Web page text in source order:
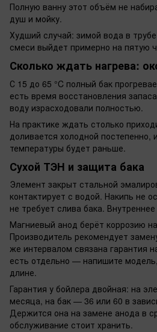
Полную ванну этот объём не
душ и мойку.
Худший случай: зимой вода в
смеси выйдет примерно на пятую
Сколько ждать нагрева:
С 15 до 65 °C полный бак
есть время восстановления
воду израсходовали полностью.
На практике ждать столько
доливается холодной постепенно,
температуры будет раньше.
Сухой ТЭН и защита бака
Элемент закрыт стальной
контактирует с водой. Накипь не
не требует слива бака.
Магниевый анод берёт коррозию
Производитель рекомендует
же интервалом связана гарантия
есть отдельно — напишите
длине.
Гарантия у бойлера двойная: на
месяца, на бак — 36 или 60 в
Держится она на замене анода в
обслуживание стоит хранить.